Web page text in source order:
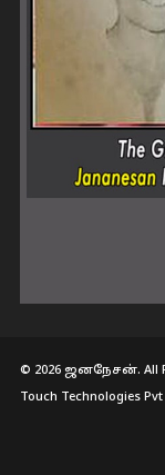
© 2026 ஜனநேசன். All
Touch Technologies Pvt